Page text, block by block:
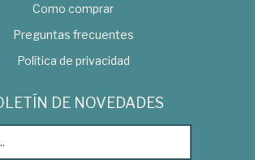
Como comprar
Preguntas frecuentes
Política de privacidad
DE NOVEDADES